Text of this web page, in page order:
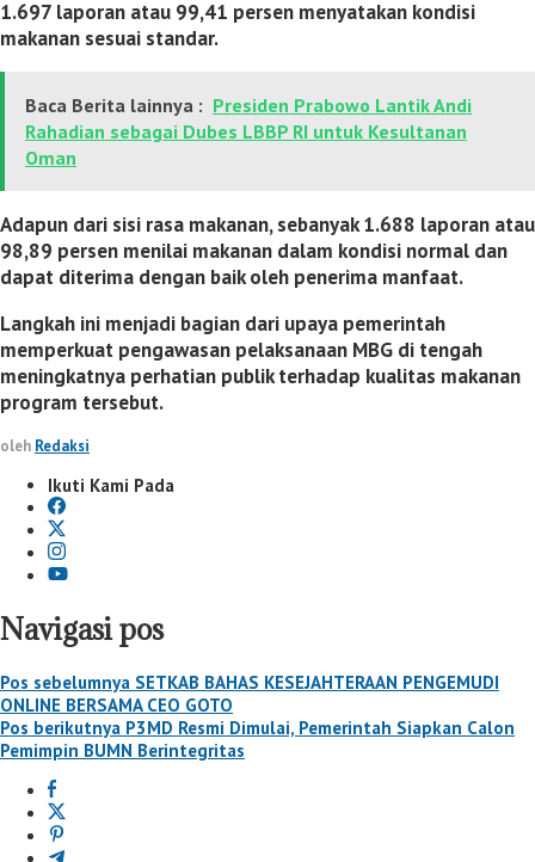
1.697 laporan atau 99,41 persen menyatakan kondisi
makanan sesuai standar.
Baca Berita lainnya : Presiden Prabowo Lantik Andi
Rahadian sebagai Dubes LBBP RI untuk Kesultanan
Oman
Adapun dari sisi rasa makanan, sebanyak 1.688 laporan atau
98,89 persen menilai makanan dalam kondisi normal dan
dapat diterima dengan baik oleh penerima manfaat.
Langkah ini menjadi bagian dari upaya pemerintah
memperkuat pengawasan pelaksanaan MBG di tengah
meningkatnya perhatian publik terhadap kualitas makanan
program tersebut.
oleh Redaksi
Ikuti Kami Pada
Navigasi pos
Pos sebelumnya SETKAB BAHAS KESEJAHTERAAN PENGEMUDI
ONLINE BERSAMA CEO GOTO
Pos berikutnya P3MD Resmi Dimulai, Pemerintah Siapkan Calon
Pemimpin BUMN Berintegritas